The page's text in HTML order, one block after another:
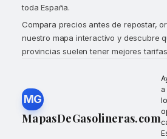
toda España.
Compara precios antes de repostar,
nuestro mapa interactivo y descubre
provincias suelen tener mejores
MG
MapasDeGasolineras.com